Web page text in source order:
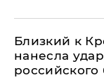
Близкий к
нанесла
российского